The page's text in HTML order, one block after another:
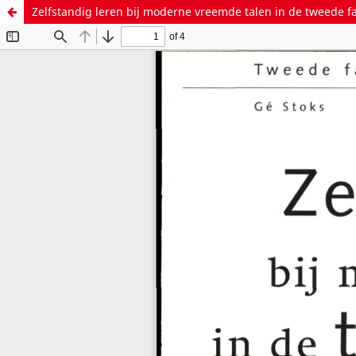
Zelfstandig leren bij moderne vreemde talen in de tweede